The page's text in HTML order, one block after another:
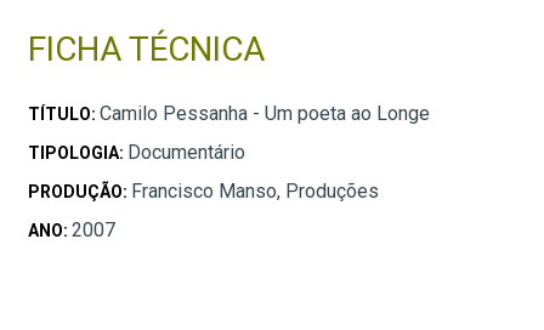
FICHA TÉCNICA
TÍTULO: Camilo Pessanha - Um poeta ao Longe
TIPOLOGIA: Documentário
PRODUÇÃO: Francisco Manso, Produções
ANO: 2007